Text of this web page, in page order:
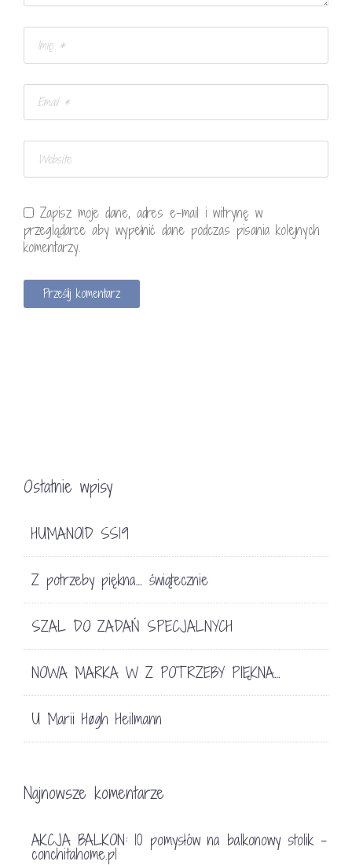
Zapisz moje dane, adres e-mail i witrynę w
przeglądarce aby wypełnić dane podczas pisania kolejnych
komentarzy.
Ostatnie wpisy
HUMANOID SS19
Z potrzeby piękna… świątecznie
SZAL DO ZADAŃ SPECJALNYCH
NOWA MARKA W Z POTRZEBY PIĘKNA…
U Marii Høgh Heilmann
Najnowsze komentarze
AKCJA BALKON: 10 pomysłów na balkonowy stolik -
conchitahome.pl